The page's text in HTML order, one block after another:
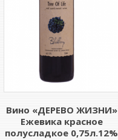
Вино «ДЕРЕВО ЖИЗНИ»
Ежевика красное
полусладкое 0,75л.12%